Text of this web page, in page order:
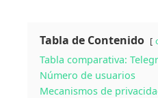
Tabla de Contenido
Tabla comparativa:
Número de usuarios
Mecanismos de